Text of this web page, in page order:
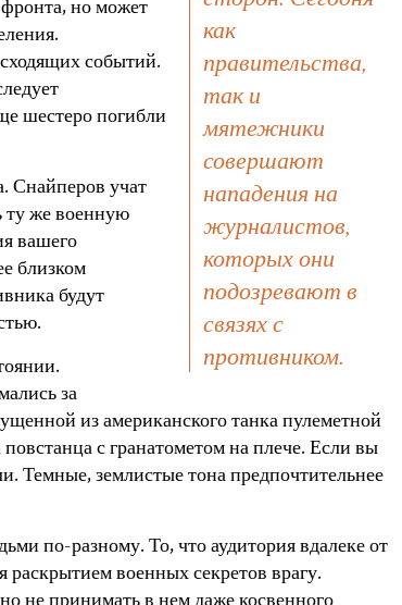
как
правительства,
так и
мятежники
совершают
нападения на
журналистов,
которых они
подозревают в
связях с
противником.
но может
событий.
шестеро погибли
Снайперов учат
ту же военную
вашего
близком
будут
за
из американского танка пулеметной
с гранатометом на плече. Если вы
Темные, землистые тона предпочтительнее
по-разному. То, что аудитория вдалеке от
военных секретов врагу.